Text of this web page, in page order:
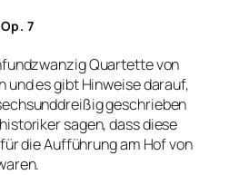
7
Quartette von
und es gibt Hinweise darauf,
geschrieben
sagen, dass diese
die Aufführung am Hof von